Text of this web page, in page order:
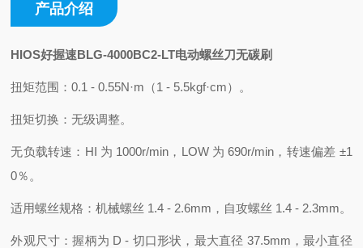
产品介绍
HIOS好握速BLG-4000BC2-LT电动螺丝刀无碳刷
扭矩范围：0.1 - 0.55N·m（1 - 5.5kgf·cm）。
扭矩切换：无级调整。
无负载转速：HI 为 1000r/min，LOW 为 690r/min，转速偏差 ±1
0％。
适用螺丝规格：机械螺丝 1.4 - 2.6mm，自攻螺丝 1.4 - 2.3mm。
外观尺寸：握柄为 D - 切口形状，最大直径 37.5mm，最小直径